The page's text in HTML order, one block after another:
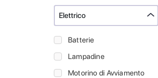
Elettrico
Batterie
Lampadine
Motorino di Avviamento